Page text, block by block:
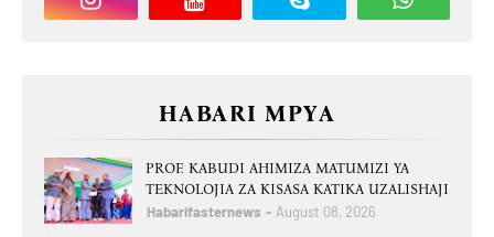
HABARI MPYA
PROF. KABUDI AHIMIZA MATUMIZI YA
TEKNOLOJIA ZA KISASA KATIKA UZALISHAJI
Habarifasternews August 08, 2026